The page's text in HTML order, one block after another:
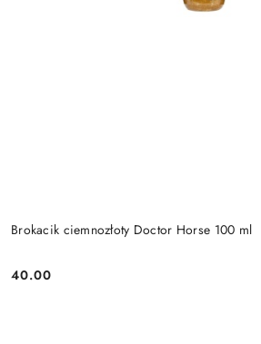
Brokacik ciemnozłoty Doctor Horse 100 ml
Cena:
40.00